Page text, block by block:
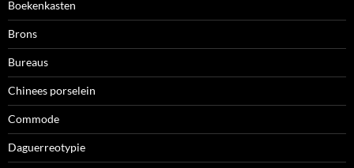
Boekenkasten
Brons
Bureaus
Chinees porselein
Commode
Daguerreotypie